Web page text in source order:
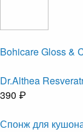
Bohicare Gloss &
Dr.Althea
390 ₽
Спонж для